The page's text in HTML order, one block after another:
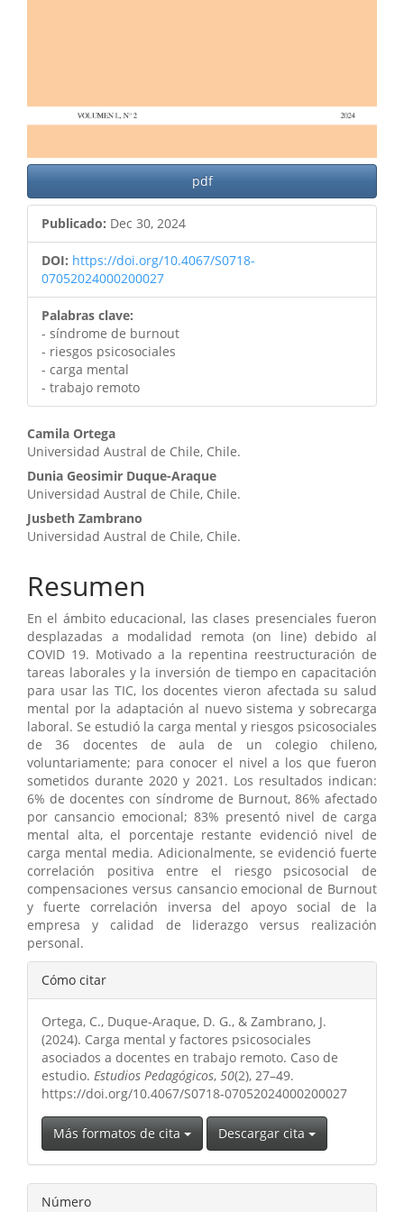
pdf
Publicado: Dec 30, 2024
DOI: https://doi.org/10.4067/S0718-
07052024000200027
Palabras clave:
- síndrome de burnout
- riesgos psicosociales
- carga mental
- trabajo remoto
Contenido
principal
del
artículo
Camila Ortega
Universidad Austral de Chile, Chile.
Dunia Geosimir Duque-Araque
Universidad Austral de Chile, Chile.
Jusbeth Zambrano
Universidad Austral de Chile, Chile.
Resumen
En el ámbito educacional, las clases presenciales fueron
desplazadas a modalidad remota (on line) debido al
COVID 19. Motivado a la repentina reestructuración de
tareas laborales y la inversión de tiempo en capacitación
para usar las TIC, los docentes vieron afectada su salud
mental por la adaptación al nuevo sistema y sobrecarga
laboral. Se estudió la carga mental y riesgos psicosociales
de 36 docentes de aula de un colegio chileno,
voluntariamente; para conocer el nivel a los que fueron
sometidos durante 2020 y 2021. Los resultados indican:
6% de docentes con síndrome de Burnout, 86% afectado
por cansancio emocional; 83% presentó nivel de carga
mental alta, el porcentaje restante evidenció nivel de
carga mental media. Adicionalmente, se evidenció fuerte
correlación positiva entre el riesgo psicosocial de
compensaciones versus cansancio emocional de Burnout
y fuerte correlación inversa del apoyo social de la
empresa y calidad de liderazgo versus realización
personal.
Detalles
del
artículo
Cómo citar
Ortega, C., Duque-Araque, D. G., & Zambrano, J.
(2024). Carga mental y factores psicosociales
asociados a docentes en trabajo remoto. Caso de
estudio. Estudios Pedagógicos, 50(2), 27–49.
https://doi.org/10.4067/S0718-07052024000200027
Más formatos de cita Descargar cita
Número